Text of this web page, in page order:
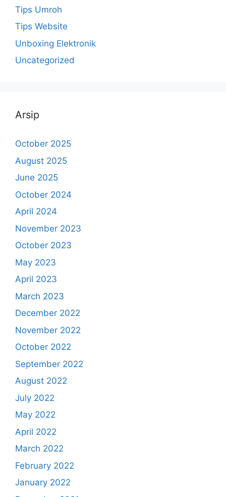
Tips Umroh
Tips Website
Unboxing Elektronik
Uncategorized
Arsip
October 2025
August 2025
June 2025
October 2024
April 2024
November 2023
October 2023
May 2023
April 2023
March 2023
December 2022
November 2022
October 2022
September 2022
August 2022
July 2022
May 2022
April 2022
March 2022
February 2022
January 2022